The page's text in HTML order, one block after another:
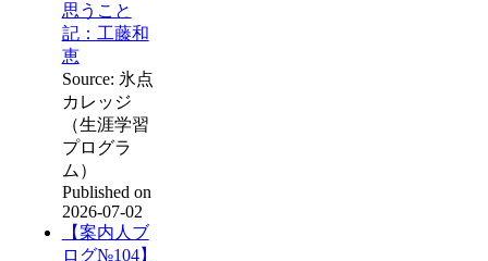
思うこと
記：工藤和
恵
Source: 氷点
カレッジ
（生涯学習
プログラ
ム）
Published on
2026-07-02
【案内人ブ
ログ№104】